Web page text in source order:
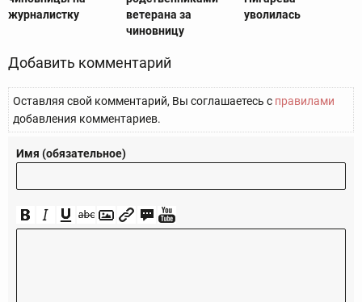
журналистку
ветерана за
чиновницу
уволилась
Добавить комментарий
Оставляя свой комментарий, Вы соглашаетесь с правилами
добавления комментариев.
Имя (обязательное)